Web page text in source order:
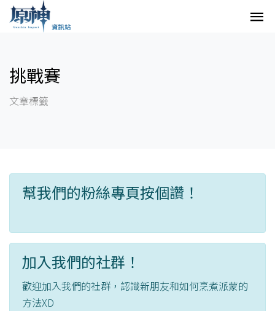
挑戰賽
文章標籤
幫我們的粉絲專頁按個讚！
加入我們的社群！
歡迎加入我們的社群，認識新朋友和如何烹煮派蒙的
方法XD